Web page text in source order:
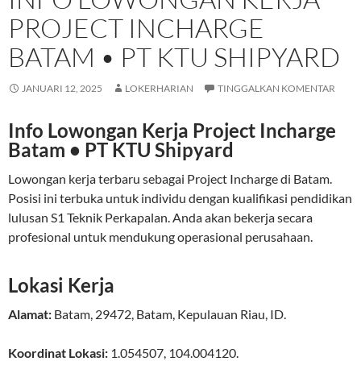
PROJECT INCHARGE
BATAM • PT KTU SHIPYARD
JANUARI 12, 2025 LOKERHARIAN TINGGALKAN KOMENTAR
Info Lowongan Kerja Project Incharge
Batam • PT KTU Shipyard
Lowongan kerja terbaru sebagai Project Incharge di Batam.
Posisi ini terbuka untuk individu dengan kualifikasi pendidikan
lulusan S1 Teknik Perkapalan. Anda akan bekerja secara
profesional untuk mendukung operasional perusahaan.
Lokasi Kerja
Alamat: Batam, 29472, Batam, Kepulauan Riau, ID.
Koordinat Lokasi: 1.054507, 104.004120.